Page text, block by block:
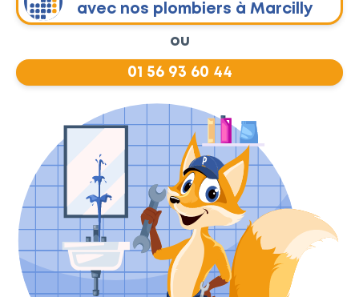
avec nos plombiers à Marcilly
ou
01 56 93 60 44